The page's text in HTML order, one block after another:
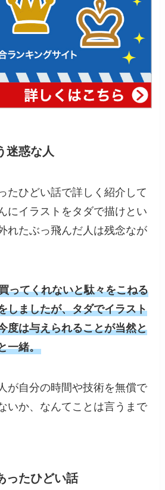
迷惑な人
たひどい話で詳しく紹介して
にイラストをタダで描けとい
れたぶっ飛んだ人は残念なが
ってくれないと駄々をこねる
しましたが、タダでイラスト
度は与えられることが当然と
一緒。
が自分の時間や技術を無償で
いか、なんてことは言うまで
ったひどい話